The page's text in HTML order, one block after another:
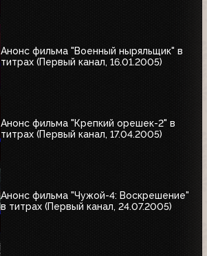
Анонс фильма "Военный ныряльщик" в
титрах (Первый канал, 16.01.2005)
Анонс фильма "Крепкий орешек-2" в
титрах (Первый канал, 17.04.2005)
Анонс фильма "Чужой-4: Воскрешение"
в титрах (Первый канал, 24.07.2005)